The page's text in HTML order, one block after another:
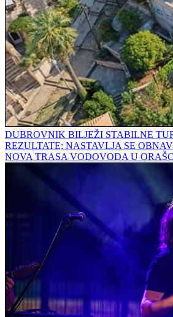
DUBROVNIK BILJEŽI STABILNE
REZULTATE; NASTAVLJA SE
NOVA TRASA VODOVODA U